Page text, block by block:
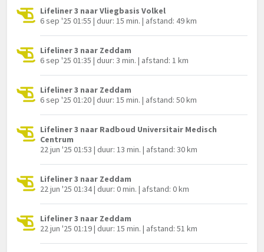
Lifeliner 3 naar Vliegbasis Volkel
6 sep '25 01:55 | duur: 15 min. | afstand: 49 km
Lifeliner 3 naar Zeddam
6 sep '25 01:35 | duur: 3 min. | afstand: 1 km
Lifeliner 3 naar Zeddam
6 sep '25 01:20 | duur: 15 min. | afstand: 50 km
Lifeliner 3 naar Radboud Universitair Medisch
Centrum
22 jun '25 01:53 | duur: 13 min. | afstand: 30 km
Lifeliner 3 naar Zeddam
22 jun '25 01:34 | duur: 0 min. | afstand: 0 km
Lifeliner 3 naar Zeddam
22 jun '25 01:19 | duur: 15 min. | afstand: 51 km